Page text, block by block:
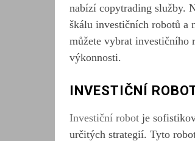
nabízí copytrading služby.
škálu investičních robotů a
můžete vybrat investičního
výkonnosti.
INVESTIČNÍ
Investiční robot je
určitých strategií. Tyto